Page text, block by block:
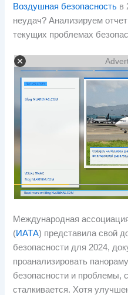
Воздушная безопасность в
неудач? Анализируем отчет
текущих проблемах
Международная
(ИАТА) представила свой
безопасности для 2024,
проанализировать
безопасности и проблемы,
сталкивается. Хотя